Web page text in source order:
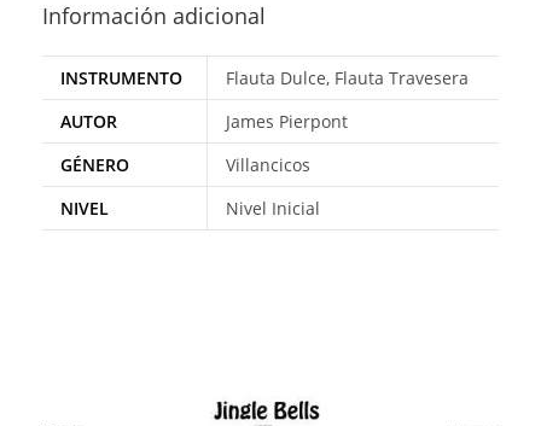
aciónInformación adicional
INSTRUMENTO
Flauta Dulce, Flauta Travesera
AUTOR
James Pierpont
GÉNERO
Villancicos
NIVEL
Nivel Inicial